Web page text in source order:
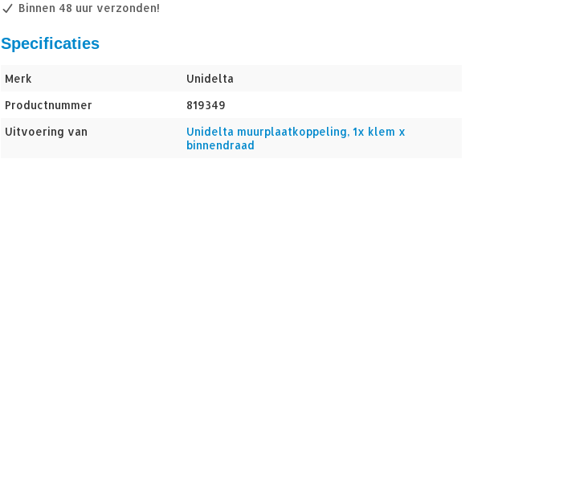
Binnen 48 uur verzonden!
Specificaties
Merk
Unidelta
Productnummer
819349
Uitvoering van
Unidelta muurplaatkoppeling, 1x klem x
binnendraad